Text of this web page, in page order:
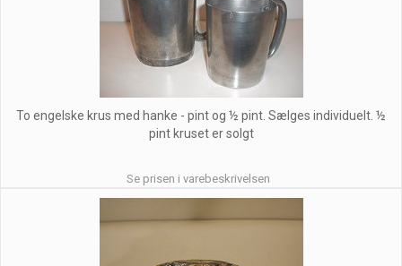
To engelske krus med hanke - pint og ½ pint. Sælges individuelt. ½
pint kruset er solgt
Se prisen i varebeskrivelsen